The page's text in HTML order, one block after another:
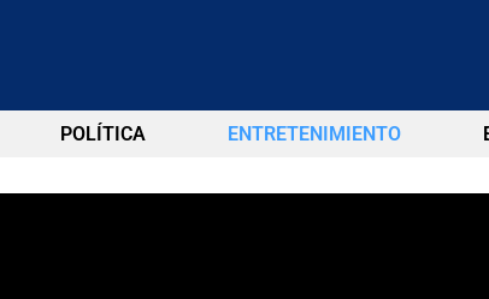
POLÍTICA ENTRETENIMIENTO